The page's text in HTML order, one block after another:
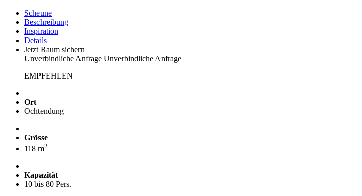
Scheune
Beschreibung
Inspiration
Details
Jetzt Raum sichern
Unverbindliche Anfrage Unverbindliche Anfrage
EMPFEHLEN
Ort
Ochtendung
Grösse
118 m2
Kapazität
10 bis 80 Pers.